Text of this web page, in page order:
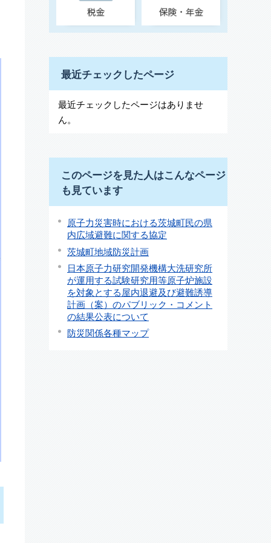
最近チェックしたページ
最近チェックしたページはありませ
ん。
このページを見た人はこんなページ
も見ています
原子力災害時における茨城町民の県
内広域避難に関する協定
茨城町地域防災計画
日本原子力研究開発機構大洗研究所
が運用する試験研究用等原子炉施設
を対象とする屋内退避及び避難誘導
計画（案）のパブリック・コメント
の結果公表について
防災関係各種マップ